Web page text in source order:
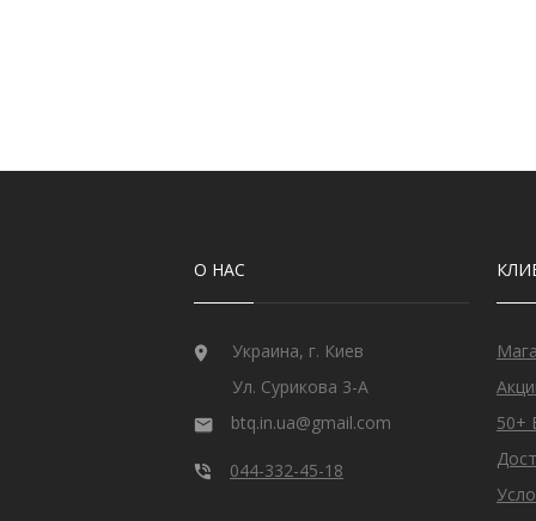
Мадейра Цитрин из США 22
Опал эфиопский 11
Перидот египетский
Рубин монгольский
27
Сапфир голубой
1
О НАС
Украина, г. Киев
Ул. Сурикова 3-А
btq.in.ua@gmail.com
044-332-45-18
50+